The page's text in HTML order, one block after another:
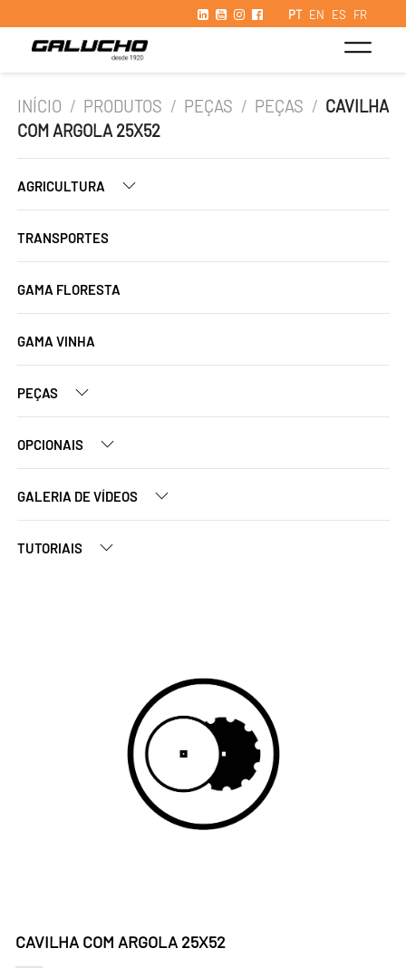
PT EN ES FR
INÍCIO / PRODUTOS / PEÇAS / PEÇAS / CAVILHA
COM ARGOLA 25X52
AGRICULTURA
TRANSPORTES
GAMA FLORESTA
GAMA VINHA
PEÇAS
OPCIONAIS
GALERIA DE VÍDEOS
TUTORIAIS
CAVILHA COM ARGOLA 25X52